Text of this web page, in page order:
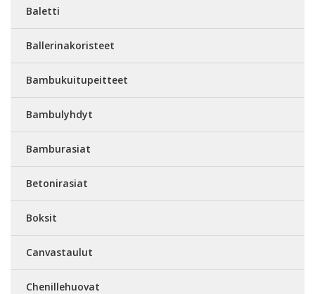
Baletti
Ballerinakoristeet
Bambukuitupeitteet
Bambulyhdyt
Bamburasiat
Betonirasiat
Boksit
Canvastaulut
Chenillehuovat